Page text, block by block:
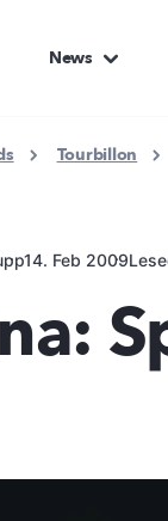
News
Tourbillon
14. Feb 2009